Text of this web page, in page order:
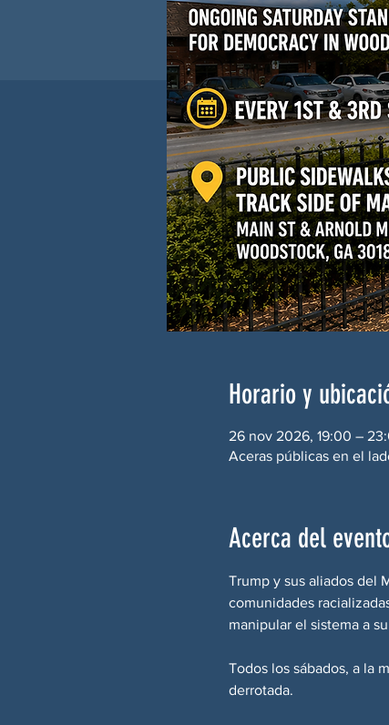
Horario y
26 nov 2026, 19:00 –
Aceras públicas en el
Acerca del
Trump y sus aliados del
comunidades
manipular el sistema a
Todos los sábados, a la
derrotada.